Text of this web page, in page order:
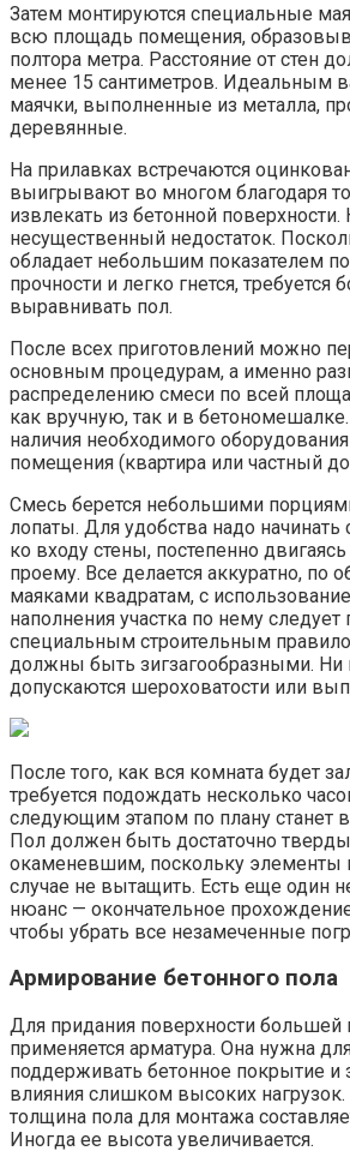
Затем монтируются специальные
всю площадь помещения,
полтора метра. Расстояние от стен
менее 15 сантиметров. Идеальным
маячки, выполненные из металла,
деревянные.
На прилавках встречаются
выигрывают во многом благодаря
извлекать из бетонной поверхности.
несущественный недостаток.
обладает небольшим показателем
прочности и легко гнется, требуется
выравнивать пол.
После всех приготовлений можно
основным процедурам, а именно
распределению смеси по всей
как вручную, так и в бетономешалке.
наличия необходимого
помещения (квартира или частный
Смесь берется небольшими
лопаты. Для удобства надо
ко входу стены, постепенно
проему. Все делается аккуратно, по
маяками квадратам, с
наполнения участка по нему следует
специальным строительным
должны быть зигзагообразными. Ни
допускаются шероховатости или
После того, как вся комната будет
требуется подождать несколько
следующим этапом по плану станет
Пол должен быть достаточно
окаменевшим, поскольку элементы
случае не вытащить. Есть еще один
нюанс — окончательное
чтобы убрать все незамеченные
Армирование бетонного пола
Для придания поверхности большей
применяется арматура. Она нужна
поддерживать бетонное покрытие и
влияния слишком высоких
толщина пола для монтажа
Иногда ее высота увеличивается.